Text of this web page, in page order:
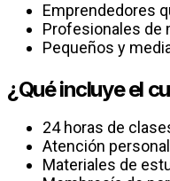
Emprendedores
Profesionales de
Pequeños y
¿Qué incluye el
24 horas de
Atención
Materiales de